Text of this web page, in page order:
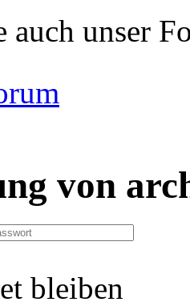
auch unser
von
bleiben